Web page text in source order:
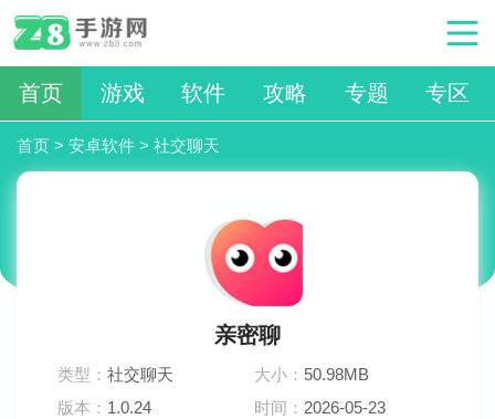
首页 游戏 软件 攻略 专题 专区
首页 > 安卓软件 > 社交聊天
亲密聊
类型：社交聊天 大小： 50.98MB
版本： 1.0.24 时间： 2026-05-23